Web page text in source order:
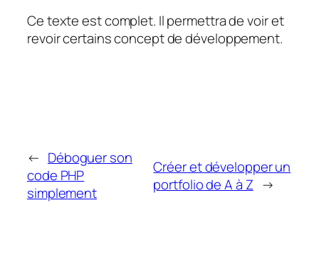
Ce texte est complet. Il permettra de voir et
revoir certains concept de développement.
← Déboguer son
code PHP
simplement
Créer et développer un
portfolio de A à Z →